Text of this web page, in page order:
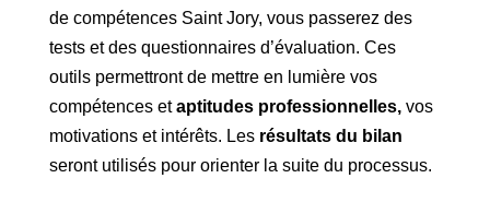
de compétences Saint Jory, vous passerez des
tests et des questionnaires d’évaluation. Ces
outils permettront de mettre en lumière vos
compétences etaptitudes professionnelles, vos
motivations et intérêts. Les résultats du bilan
seront utilisés pour orienter la suite du processus.